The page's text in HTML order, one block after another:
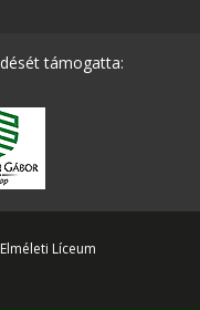
támogatta:
Líceum